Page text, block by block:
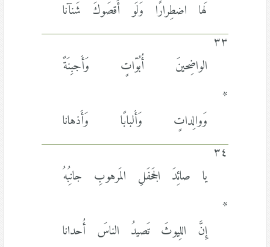
لَها اضطِرارًا وَلَو أَقصَوكَ شَنآنا
٣٣
الواضِحينَ أُبُوّاتٍ وَأَجبِنَةً
*
وَوالِداتٍ وَأَلبابًا وَأَذهانا
٣٤
يا صائِدَ الجَحفَلِ المَرهوبِ جانِبُهُ
*
إِنَّ اللِيوثَ تَصيدُ الناسَ أُحدانا